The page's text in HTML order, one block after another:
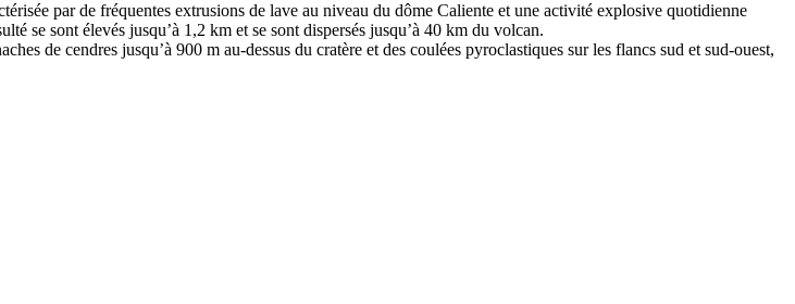
par de fréquentes extrusions de lave au niveau du dôme Caliente et une activité explosive quotidienne
se sont élevés jusqu’à 1,2 km et se sont dispersés jusqu’à 40 km du volcan.
de cendres jusqu’à 900 m au-dessus du cratère et des coulées pyroclastiques sur les flancs sud et sud-ouest,